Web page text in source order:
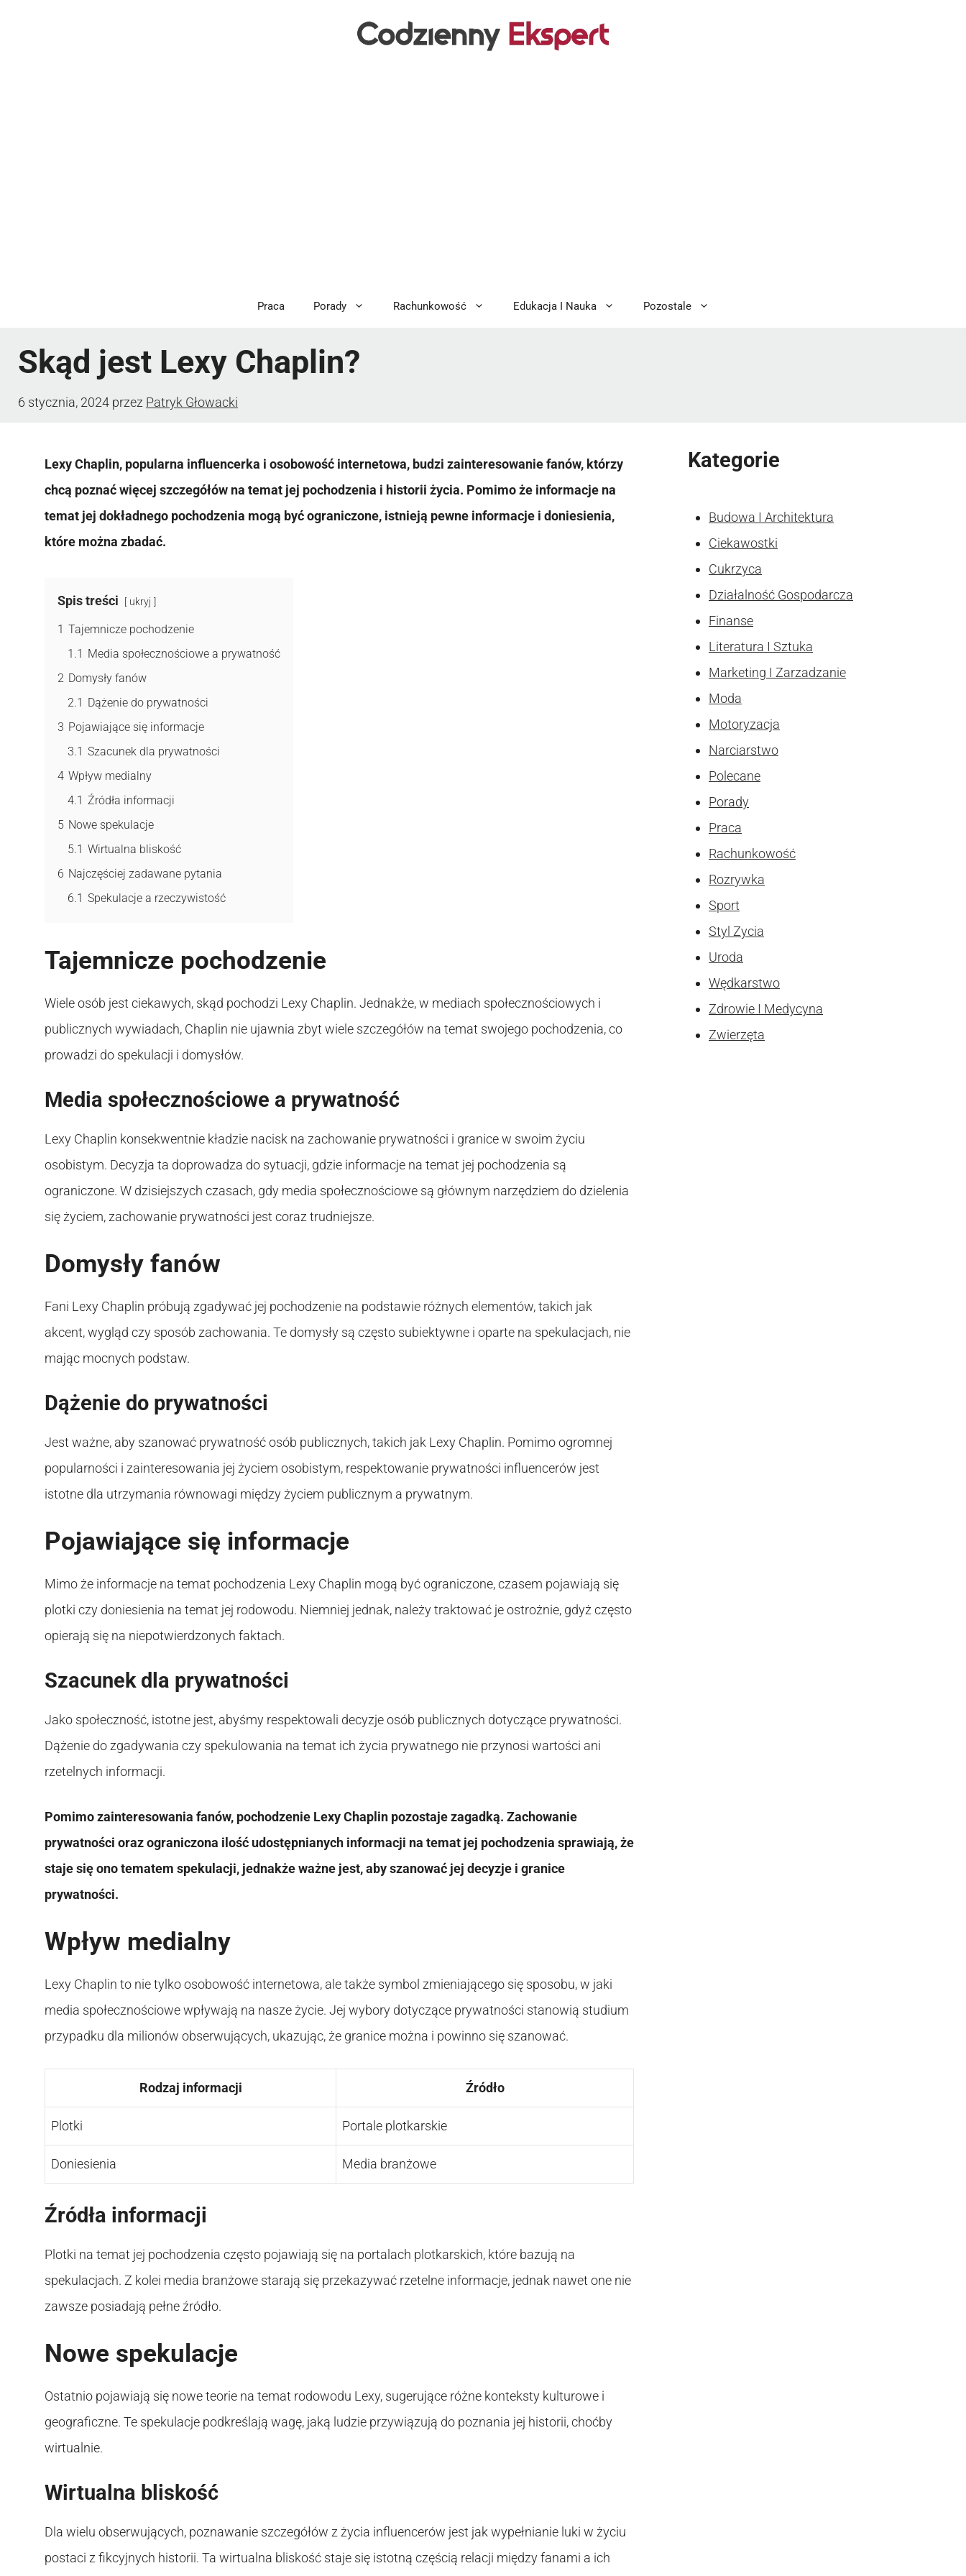
Praca Porady Rachunkowość Edukacja I Nauka Pozostale
Skąd jest Lexy Chaplin?
6 stycznia, 2024 przez Patryk Głowacki
Lexy Chaplin, popularna influencerka i osobowość internetowa, budzi zainteresowanie fanów, którzy
chcą poznać więcej szczegółów na temat jej pochodzenia i historii życia. Pomimo że informacje na
temat jej dokładnego pochodzenia mogą być ograniczone, istnieją pewne informacje i doniesienia,
które można zbadać.
Spis treści ukryj
1 Tajemnicze pochodzenie
1.1 Media społecznościowe a prywatność
2 Domysły fanów
2.1 Dążenie do prywatności
3 Pojawiające się informacje
3.1 Szacunek dla prywatności
4 Wpływ medialny
4.1 Źródła informacji
5 Nowe spekulacje
5.1 Wirtualna bliskość
6 Najczęściej zadawane pytania
6.1 Spekulacje a rzeczywistość
Tajemnicze pochodzenie
Wiele osób jest ciekawych, skąd pochodzi Lexy Chaplin. Jednakże, w mediach społecznościowych i
publicznych wywiadach, Chaplin nie ujawnia zbyt wiele szczegółów na temat swojego pochodzenia, co
prowadzi do spekulacji i domysłów.
Media społecznościowe a prywatność
Lexy Chaplin konsekwentnie kładzie nacisk na zachowanie prywatności i granice w swoim życiu
osobistym. Decyzja ta doprowadza do sytuacji, gdzie informacje na temat jej pochodzenia są
ograniczone. W dzisiejszych czasach, gdy media społecznościowe są głównym narzędziem do dzielenia
się życiem, zachowanie prywatności jest coraz trudniejsze.
Domysły fanów
Fani Lexy Chaplin próbują zgadywać jej pochodzenie na podstawie różnych elementów, takich jak
akcent, wygląd czy sposób zachowania. Te domysły są często subiektywne i oparte na spekulacjach, nie
mając mocnych podstaw.
Dążenie do prywatności
Jest ważne, aby szanować prywatność osób publicznych, takich jak Lexy Chaplin. Pomimo ogromnej
popularności i zainteresowania jej życiem osobistym, respektowanie prywatności influencerów jest
istotne dla utrzymania równowagi między życiem publicznym a prywatnym.
Pojawiające się informacje
Mimo że informacje na temat pochodzenia Lexy Chaplin mogą być ograniczone, czasem pojawiają się
plotki czy doniesienia na temat jej rodowodu. Niemniej jednak, należy traktować je ostrożnie, gdyż często
opierają się na niepotwierdzonych faktach.
Szacunek dla prywatności
Jako społeczność, istotne jest, abyśmy respektowali decyzje osób publicznych dotyczące prywatności.
Dążenie do zgadywania czy spekulowania na temat ich życia prywatnego nie przynosi wartości ani
rzetelnych informacji.
Pomimo zainteresowania fanów, pochodzenie Lexy Chaplin pozostaje zagadką. Zachowanie
prywatności oraz ograniczona ilość udostępnianych informacji na temat jej pochodzenia sprawiają, że
staje się ono tematem spekulacji, jednakże ważne jest, aby szanować jej decyzje i granice
prywatności.
Wpływ medialny
Lexy Chaplin to nie tylko osobowość internetowa, ale także symbol zmieniającego się sposobu, w jaki
media społecznościowe wpływają na nasze życie. Jej wybory dotyczące prywatności stanowią studium
przypadku dla milionów obserwujących, ukazując, że granice można i powinno się szanować.
Rodzaj informacji Źródło
Plotki Portale plotkarskie
Doniesienia Media branżowe
Źródła informacji
Plotki na temat jej pochodzenia często pojawiają się na portalach plotkarskich, które bazują na
spekulacjach. Z kolei media branżowe starają się przekazywać rzetelne informacje, jednak nawet one nie
zawsze posiadają pełne źródło.
Nowe spekulacje
Ostatnio pojawiają się nowe teorie na temat rodowodu Lexy, sugerujące różne konteksty kulturowe i
geograficzne. Te spekulacje podkreślają wagę, jaką ludzie przywiązują do poznania jej historii, choćby
wirtualnie.
Wirtualna bliskość
Dla wielu obserwujących, poznawanie szczegółów z życia influencerów jest jak wypełnianie luki w życiu
postaci z fikcyjnych historii. Ta wirtualna bliskość staje się istotną częścią relacji między fanami a ich
Kategorie
Budowa I Architektura
Ciekawostki
Cukrzyca
Działalność Gospodarcza
Finanse
Literatura I Sztuka
Marketing I Zarzadzanie
Moda
Motoryzacja
Narciarstwo
Polecane
Porady
Praca
Rachunkowość
Rozrywka
Sport
Styl Zycia
Uroda
Wędkarstwo
Zdrowie I Medycyna
Zwierzęta